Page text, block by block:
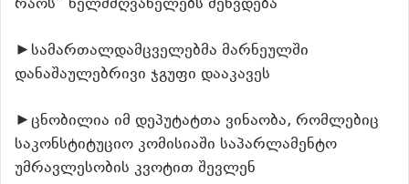
►სამართალდამცველებმა მარნეულში
დანაშაულებრივი ჯგუფი დააკავეს
►ცნობილია იმ დეპუტატთა ვინაობა, რომლებიც
საკონსტიტუციო კომისიაში საპარლამენტო
უმრავლესობის კვოტით შევლენ